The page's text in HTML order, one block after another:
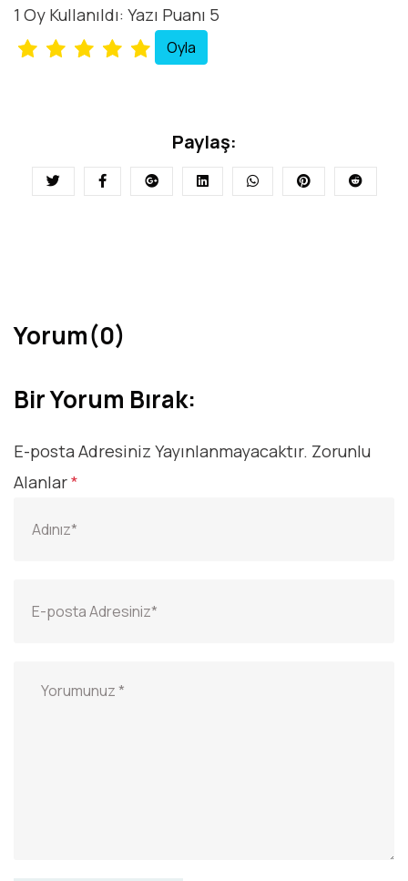
1 Oy Kullanıldı: Yazı Puanı 5
Paylaş:
Yorum(0)
Bir Yorum Bırak:
E-posta Adresiniz Yayınlanmayacaktır. Zorunlu
Alanlar*